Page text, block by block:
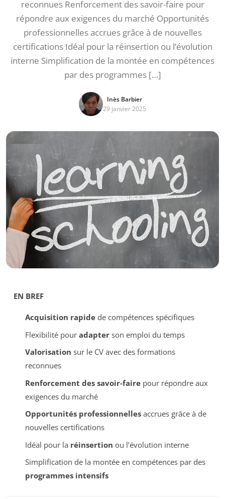
reconnues Renforcement des savoir-faire pour
répondre aux exigences du marché Opportunités
professionnelles accrues grâce à de nouvelles
certifications Idéal pour la réinsertion ou l’évolution
interne Simplification de la montée en compétences
par des programmes […]
Inès Barbier
29 janvier 2025
EN BREF
Acquisition rapidede compétences spécifiques
Flexibilité pour adapterson emploi du temps
Valorisation sur le CV avec des formations
reconnues
Renforcement des savoir-fairepour répondre aux
exigences du marché
Opportunités professionnellesaccrues grâce à de
nouvelles certifications
Idéal pour la réinsertion ou l’évolution interne
Simplification de la montée en compétences par des
programmes intensifs